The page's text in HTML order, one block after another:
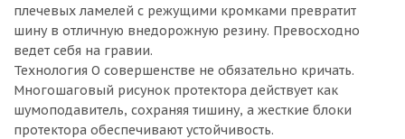
плечевых ламелей с режущими кромками превратит
шину в отличную внедорожную резину. Превосходно
ведет себя на гравии.
Технология О совершенстве не обязательно кричать.
Многошаговый рисунок протектора действует как
шумоподавитель, сохраняя тишину, а жесткие блоки
протектора обеспечивают устойчивость.